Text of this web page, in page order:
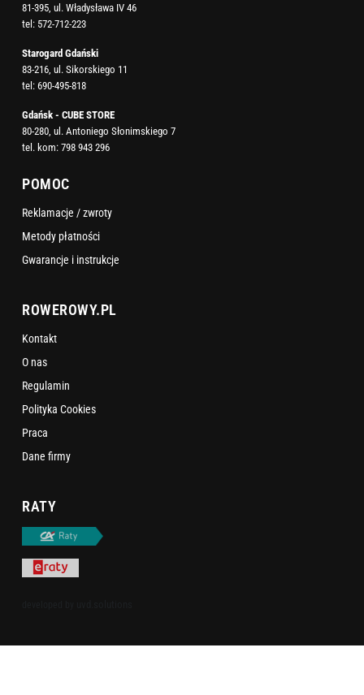
81-395, ul. Władysława IV 46
tel: 572-712-223
Starogard Gdański
83-216, ul. Sikorskiego 11
tel: 690-495-818
Gdańsk - CUBE STORE
80-280, ul. Antoniego Słonimskiego 7
tel. kom: 798 943 296
POMOC
Reklamacje / zwroty
Metody płatności
Gwarancje i instrukcje
ROWEROWY.PL
Kontakt
O nas
Regulamin
Polityka Cookies
Praca
Dane firmy
RATY